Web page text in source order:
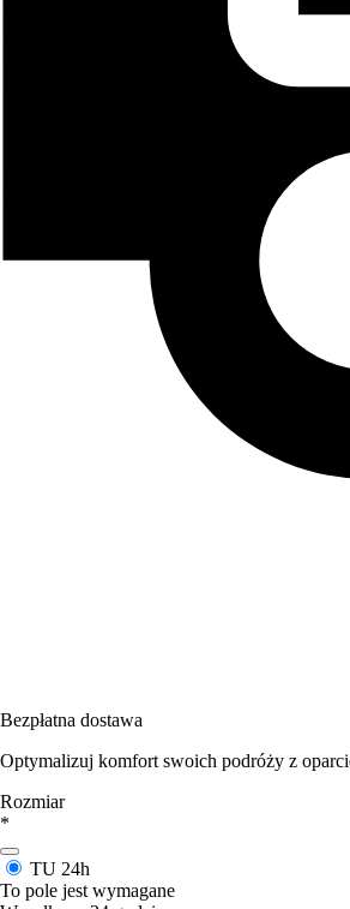
Bezpłatna dostawa
Optymalizuj komfort swoich podróży z
Rozmiar
*
TU 24h
To pole jest wymagane